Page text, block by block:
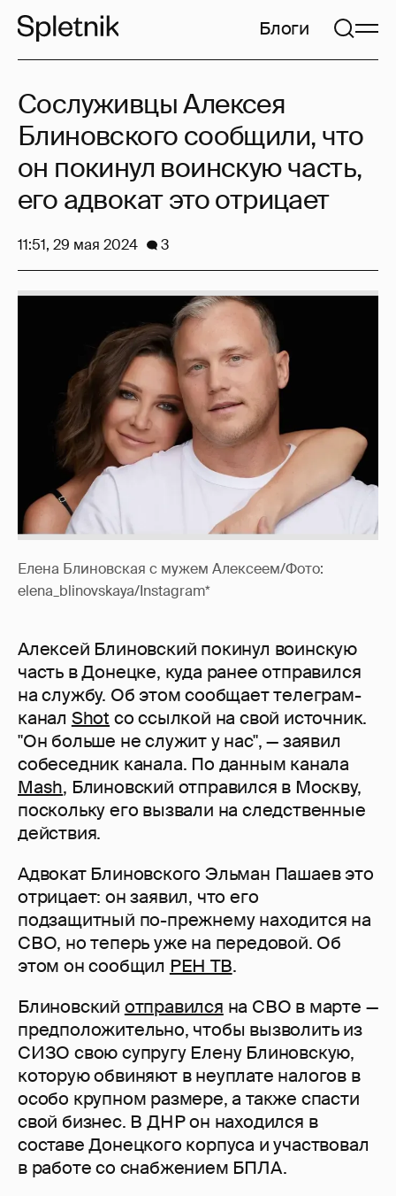
Блоги
Елена Блиновская с мужем Алексеем/Фото:
elena_blinovskaya/Instagram*
Алексей Блиновский покинул воинскую
часть в Донецке, куда ранее отправился
на службу. Об этом сообщает телеграм-
канал Shot со ссылкой на свой источник.
"Он больше не служит у нас", — заявил
собеседник канала. По данным канала
Mash, Блиновский отправился в Москву,
поскольку его вызвали на следственные
действия.
Адвокат Блиновского Эльман Пашаев это
отрицает: он заявил, что его
подзащитный по-прежнему находится на
СВО, но теперь уже на передовой. Об
этом он сообщил РЕН ТВ.
Блиновский отправился на СВО в марте —
предположительно, чтобы вызволить из
СИЗО свою супругу Елену Блиновскую,
которую обвиняют в неуплате налогов в
особо крупном размере, а также спасти
свой бизнес. В ДНР он находился в
составе Донецкого корпуса и участвовал
в работе со снабжением БПЛА.
Сослуживцы Алексея
Блиновского сообщили, что
он покинул воинскую часть,
его адвокат это отрицает
11:51, 29 мая 2024 3